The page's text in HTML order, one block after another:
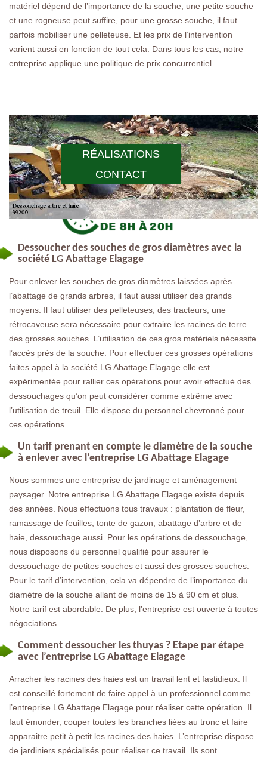
RÉALISATIONS
CONTACT
matériel dépend de l’importance de la souche, une petite souche
et une rogneuse peut suffire, pour une grosse souche, il faut
parfois mobiliser une pelleteuse. Et les prix de l’intervention
varient aussi en fonction de tout cela. Dans tous les cas, notre
entreprise applique une politique de prix concurrentiel.
Dessoucher des souches de gros diamètres avec la
société LG Abattage Elagage
Pour enlever les souches de gros diamètres laissées après
l’abattage de grands arbres, il faut aussi utiliser des grands
moyens. Il faut utiliser des pelleteuses, des tracteurs, une
rétrocaveuse sera nécessaire pour extraire les racines de terre
des grosses souches. L’utilisation de ces gros matériels nécessite
l’accès près de la souche. Pour effectuer ces grosses opérations
faites appel à la société LG Abattage Elagage elle est
expérimentée pour rallier ces opérations pour avoir effectué des
dessouchages qu’on peut considérer comme extrême avec
l’utilisation de treuil. Elle dispose du personnel chevronné pour
ces opérations.
Un tarif prenant en compte le diamètre de la souche
à enlever avec l’entreprise LG Abattage Elagage
Nous sommes une entreprise de jardinage et aménagement
paysager. Notre entreprise LG Abattage Elagage existe depuis
des années. Nous effectuons tous travaux : plantation de fleur,
ramassage de feuilles, tonte de gazon, abattage d’arbre et de
haie, dessouchage aussi. Pour les opérations de dessouchage,
nous disposons du personnel qualifié pour assurer le
dessouchage de petites souches et aussi des grosses souches.
Pour le tarif d’intervention, cela va dépendre de l’importance du
diamètre de la souche allant de moins de 15 à 90 cm et plus.
Notre tarif est abordable. De plus, l’entreprise est ouverte à toutes
négociations.
Comment dessoucher les thuyas ? Etape par étape
avec l’entreprise LG Abattage Elagage
Arracher les racines des haies est un travail lent et fastidieux. Il
est conseillé fortement de faire appel à un professionnel comme
l’entreprise LG Abattage Elagage pour réaliser cette opération. Il
faut émonder, couper toutes les branches liées au tronc et faire
apparaitre petit à petit les racines des haies. L’entreprise dispose
de jardiniers spécialisés pour réaliser ce travail. Ils sont